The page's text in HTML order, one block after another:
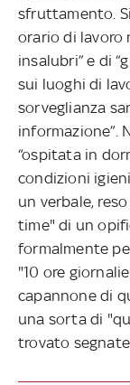
sfruttamento.
orario di lavoro
insalubri” e di
sui luoghi di
sorveglianza
informazione”.
“ospitata in
condizioni
un verbale,
time" di un
formalmente
"10 ore
capannone di
una sorta di
trovato